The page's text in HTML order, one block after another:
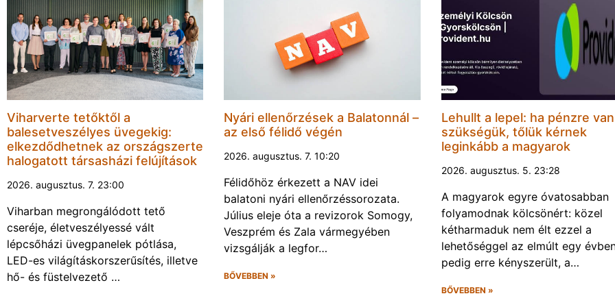
Viharverte tetőktől a
balesetveszélyes üvegekig:
elkezdődhetnek az országszerte
halogatott társasházi felújítások
2026. augusztus. 7. 23:00
Viharban megrongálódott tető
cseréje, életveszélyessé vált
lépcsőházi üvegpanelek pótlása,
LED-es világításkorszerűsítés, illetve
hő- és füstelvezető …
Nyári ellenőrzések a Balatonnál –
az első félidő végén
2026. augusztus. 7. 10:20
Félidőhöz érkezett a NAV idei
balatoni nyári ellenőrzéssorozata.
Július eleje óta a revizorok Somogy,
Veszprém és Zala vármegyében
vizsgálják a legfor…
BŐVEBBEN »
Lehullt a lepel: ha pénzre van
szükségük, tőlük kérnek
leginkább a magyarok
2026. augusztus. 5. 23:28
A magyarok egyre óvatosabban
folyamodnak kölcsönért: közel
kétharmaduk nem élt ezzel a
lehetőséggel az elmúlt egy
pedig erre kényszerült, a…
BŐVEBBEN »